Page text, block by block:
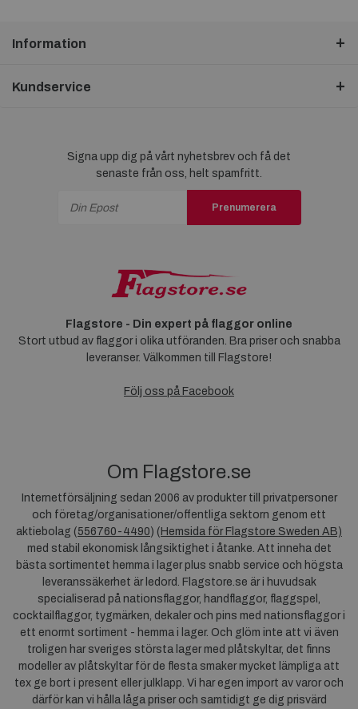
Information
Kundservice
Signa upp dig på vårt nyhetsbrev och få det
senaste från oss, helt spamfritt.
Prenumerera
Flagstore - Din expert på flaggor online
Stort utbud av flaggor i olika utföranden. Bra priser och snabba
leveranser. Välkommen till Flagstore!
Följ oss på Facebook
Om Flagstore.se
Internetförsäljning sedan 2006 av produkter till privatpersoner
och företag/organisationer/offentliga sektorn genom ett
aktiebolag (556760-4490) ( Hemsida för Flagstore Sweden AB)
med stabil ekonomisk långsiktighet i åtanke. Att inneha det
bästa sortimentet hemma i lager plus snabb service och högsta
leveranssäkerhet är ledord. Flagstore.se är i huvudsak
specialiserad på nationsflaggor, handflaggor, flaggspel,
cocktailflaggor, tygmärken, dekaler och pins med nationsflaggor i
ett enormt sortiment - hemma i lager. Och glöm inte att vi även
troligen har sveriges största lager med plåtskyltar, det finns
modeller av plåtskyltar för de flesta smaker mycket lämpliga att
tex ge bort i present eller julklapp. Vi har egen import av varor och
därför kan vi hålla låga priser och samtidigt ge dig prisvärd